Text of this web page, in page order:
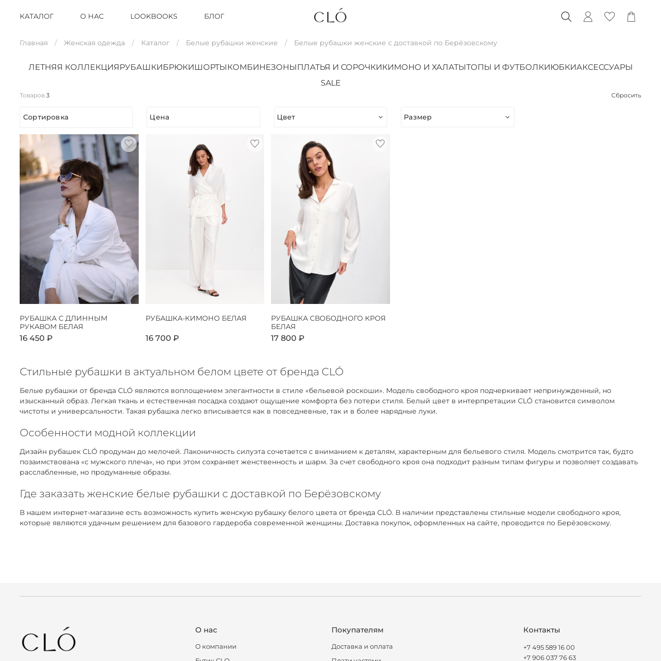
КАТАЛОГ О НАС LOOKBOOKS БЛОГ
Главная Женская одежда Каталог Белые рубашки женские Белые рубашки женские с доставкой по Берёзовскому
ЛЕТНЯЯ КОЛЛЕКЦИЯ РУБАШКИБРЮКИШОРТЫ КОМБИНЕЗОНЫ ПЛАТЬЯ И СОРОЧКИКИМОНО И ХАЛАТЫТОПЫ И ФУТБОЛКИЮБКИАКСЕССУАРЫ
SALE
Товаров 3 Сбросить
Сортировка Цена Цвет Размер
РУБАШКА С ДЛИННЫМ
РУКАВОМ БЕЛАЯ
16 450 ₽
РУБАШКА-КИМОНО БЕЛАЯ
16 700 ₽
РУБАШКА СВОБОДНОГО КРОЯ
БЕЛАЯ
17 800 ₽
Стильные рубашки в актуальном белом цвете от бренда CLÓ
Белые рубашки от бренда CLÓ являются воплощением элегантности в стиле «бельевой роскоши». Модель свободного кроя подчеркивает непринужденный, но
изысканный образ. Легкая ткань и естественная посадка создают ощущение комфорта без потери стиля. Белый цвет в интерпретации CLÓ становится символом
чистоты и универсальности. Такая рубашка легко вписывается как в повседневные, так и в более нарядные луки.
Особенности модной коллекции
Дизайн рубашек CLÓ продуман до мелочей. Лаконичность силуэта сочетается с вниманием к деталям, характерным для бельевого стиля. Модель смотрится так, будто
позаимствована «с мужского плеча», но при этом сохраняет женственность и шарм. За счет свободного кроя она подходит разным типам фигуры и позволяет создавать
расслабленные, но продуманные образы.
Где заказать женские белые рубашки с доставкой по Берёзовскому
В нашем интернет-магазине есть возможность купить женскую рубашку белого цвета от бренда CLÓ. В наличии представлены стильные модели свободного кроя,
которые являются удачным решением для базового гардероба современной женщины. Доставка покупок, оформленных на сайте, проводится по Берёзовскому.
О нас
О компании
Покупателям
Доставка и оплата
Контакты
+7 495 589 16 00
+7 906 037 76 63